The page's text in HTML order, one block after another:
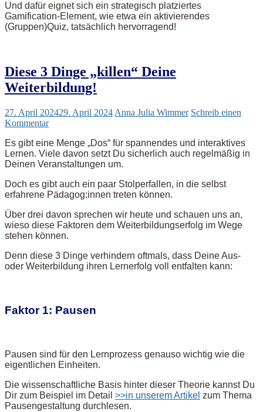
Und dafür eignet sich ein strategisch platziertes
Gamification-Element, wie etwa ein aktivierendes
(Gruppen)Quiz, tatsächlich hervorragend!
Diese 3 Dinge „killen“ Deine
Weiterbildung!
27. April 202429. April 2024 Anna Julia Wimmer Schreib einen
Kommentar
Es gibt eine Menge „Dos“ für spannendes und interaktives
Lernen. Viele davon setzt Du sicherlich auch regelmäßig in
Deinen Veranstaltungen um.
Doch es gibt auch ein paar Stolperfallen, in die selbst
erfahrene Pädagog:innen treten können.
Über drei davon sprechen wir heute und schauen uns an,
wieso diese Faktoren dem Weiterbildungserfolg im Wege
stehen können.
Denn diese 3 Dinge verhindern oftmals, dass Deine Aus-
oder Weiterbildung ihren Lernerfolg voll entfalten kann:
Faktor 1: Pausen
Pausen sind für den Lernprozess genauso wichtig wie die
eigentlichen Einheiten.
Die wissenschaftliche Basis hinter dieser Theorie kannst Du
Dir zum Beispiel im Detail >>in unserem Artikel zum Thema
Pausengestaltung durchlesen.